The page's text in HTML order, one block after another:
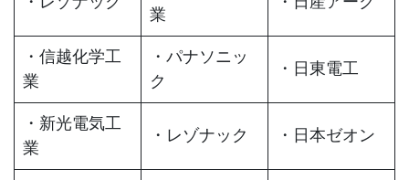
業
・信越化学工
業
・パナソニッ
ク
・日東電工
・新光電気工
業
・レゾナック ・日本ゼオン